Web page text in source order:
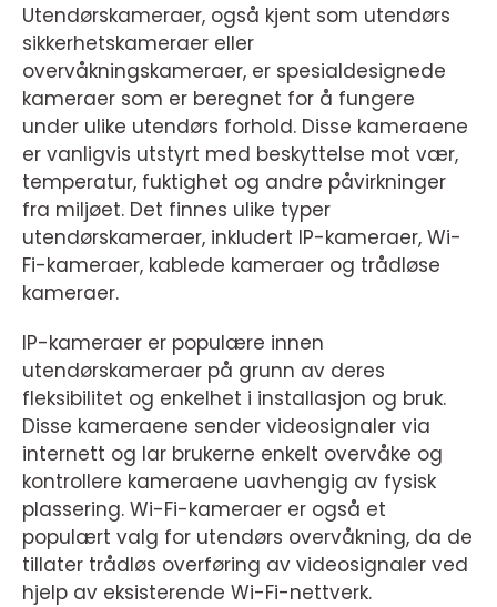
Utendørskameraer, også kjent som utendørs
sikkerhetskameraer eller
overvåkningskameraer, er spesialdesignede
kameraer som er beregnet for å fungere
under ulike utendørs forhold. Disse kameraene
er vanligvis utstyrt med beskyttelse mot vær,
temperatur, fuktighet og andre påvirkninger
fra miljøet. Det finnes ulike typer
utendørskameraer, inkludert IP-kameraer, Wi-
Fi-kameraer, kablede kameraer og trådløse
kameraer.
IP-kameraer er populære innen
utendørskameraer på grunn av deres
fleksibilitet og enkelhet i installasjon og bruk.
Disse kameraene sender videosignaler via
internett og lar brukerne enkelt overvåke og
kontrollere kameraene uavhengig av fysisk
plassering. Wi-Fi-kameraer er også et
populært valg for utendørs overvåkning, da de
tillater trådløs overføring av videosignaler ved
hjelp av eksisterende Wi-Fi-nettverk.